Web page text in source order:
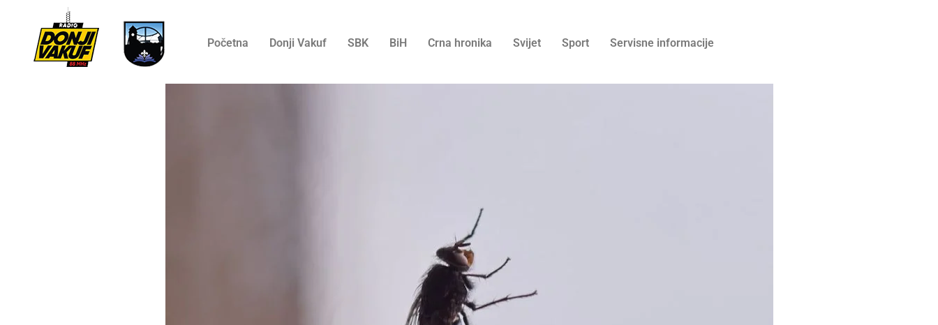
Početna Donji Vakuf SBK BiH Crna hronika Svijet Sport Servisne informacije